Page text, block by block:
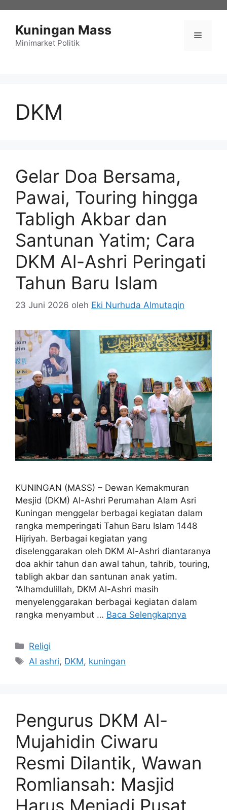
Kuningan Mass
Minimarket Politik
Menu
DKM
Gelar Doa Bersama,
Pawai, Touring hingga
Tabligh Akbar dan
Santunan Yatim; Cara
DKM Al-Ashri Peringati
Tahun Baru Islam
23 Juni 2026 oleh Eki Nurhuda Almutaqin
KUNINGAN (MASS) – Dewan Kemakmuran
Mesjid (DKM) Al-Ashri Perumahan Alam Asri
Kuningan menggelar berbagai kegiatan dalam
rangka memperingati Tahun Baru Islam 1448
Hijriyah. Berbagai kegiatan yang
diselenggarakan oleh DKM Al-Ashri diantaranya
doa akhir tahun dan awal tahun, tahrib, touring,
tabligh akbar dan santunan anak yatim.
“Alhamdulillah, DKM Al-Ashri masih
menyelenggarakan berbagai kegiatan dalam
rangka menyambut … Baca Selengkapnya
Kategori
Religi
Tag
Al ashri, DKM, kuningan
Pengurus DKM Al-
Mujahidin Ciwaru
Resmi Dilantik, Wawan
Romliansah: Masjid
Harus Menjadi Pusat